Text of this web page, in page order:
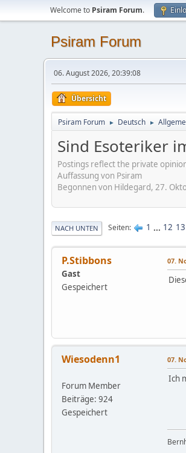
Welcome to Psiram Forum.
Psiram Forum
06. August 2026, 20:39:08
Übersicht
Psiram Forum ► Deutsch ►
Sind Esoteriker
Postings reflect the private
Auffassung von Psiram
Begonnen von Hildegard, 27.
NACH UNTEN Seiten 1 ... 12 13
P.Stibbons
Gast
Gespeichert
07.
Wiesodenn1
Forum Member
Beiträge: 924
Gespeichert
07.
Ich